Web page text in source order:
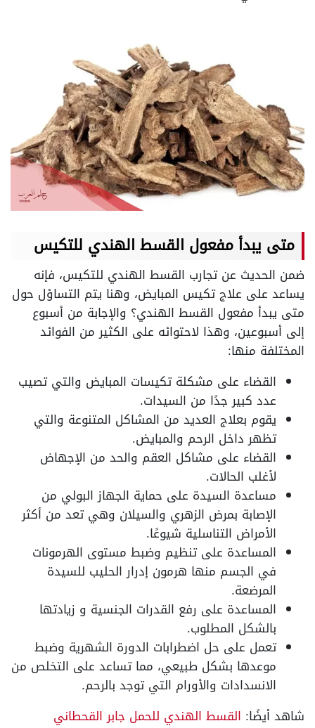
متى يبدأ مفعول القسط الهندي للتكيس
ضمن الحديث عن تجارب القسط الهندي للتكيس، فإنه
يساعد على علاج تكيس المبايض، وهنا يتم التساؤل حول
متى يبدأ مفعول القسط الهندي؟ والإجابة من أسبوع
إلى أسبوعين، وهذا لاحتوائه على الكثير من الفوائد
المختلفة منها:
القضاء على مشكلة تكيسات المبايض والتي تصيب
عدد كبير جدًا من السيدات.
يقوم بعلاج العديد من المشاكل المتنوعة والتي
تظهر داخل الرحم والمبايض.
القضاء على مشاكل العقم والحد من الإجهاض
لأغلب الحالات.
مساعدة السيدة على حماية الجهاز البولي من
الإصابة بمرض الزهري والسيلان وهي تعد من أكثر
الأمراض التناسلية شيوعًا.
المساعدة على تنظيم وضبط مستوى الهرمونات
في الجسم منها هرمون إدرار الحليب للسيدة
المرضعة.
المساعدة على رفع القدرات الجنسية و زيادتها
بالشكل المطلوب.
تعمل على حل اضطرابات الدورة الشهرية وضبط
موعدها بشكل طبيعي، مما تساعد على التخلص من
الانسدادات والأورام التي توجد بالرحم.
شاهد أيضًا: القسط الهندي للحمل جابر القحطاني